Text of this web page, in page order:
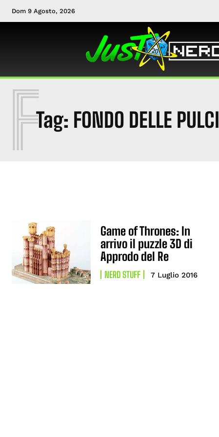
Dom 9 Agosto, 2026
Tag: FONDO DELLE PULCI
F
Game of Thrones: In
arrivo il puzzle 3D di
Approdo del Re
NERD STUFF 7 Luglio 2016